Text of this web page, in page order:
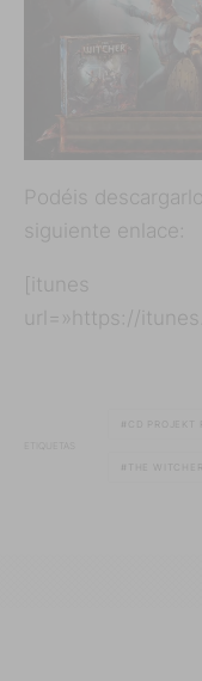
Podéis
siguiente enlace:
[itunes
url=»https://
CD PROJEKT
THE